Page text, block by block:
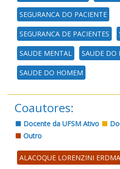
SEGURANCA DO PACIENTE
SEGURANCA DE PACIENTES
SAUDE MENTAL SAUDE DO
SAUDE DO HOMEM
Coautores:
Docente da UFSM Ativo
Outro
ALACOQUE LORENZINI